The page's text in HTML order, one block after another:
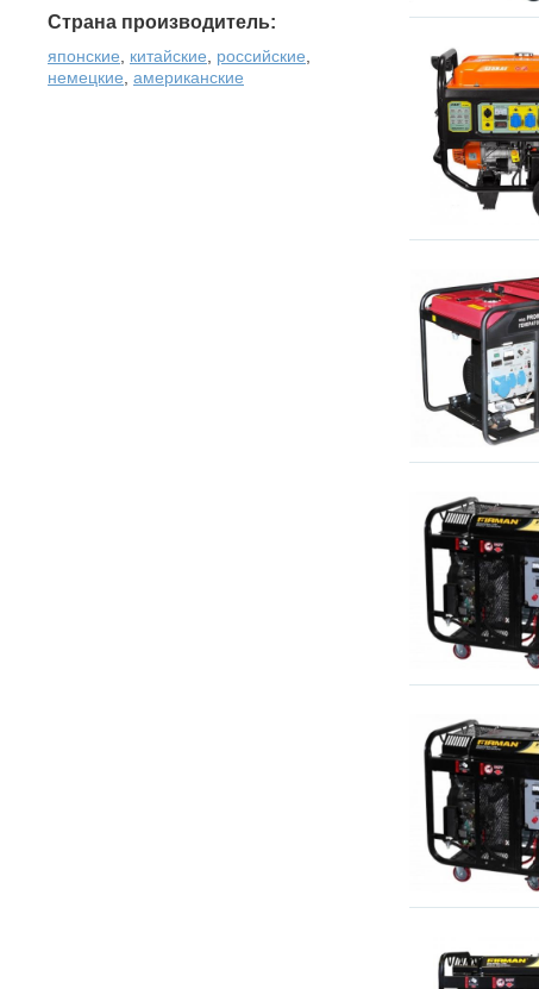
Страна производитель:
японские китайские российские
немецкие американские